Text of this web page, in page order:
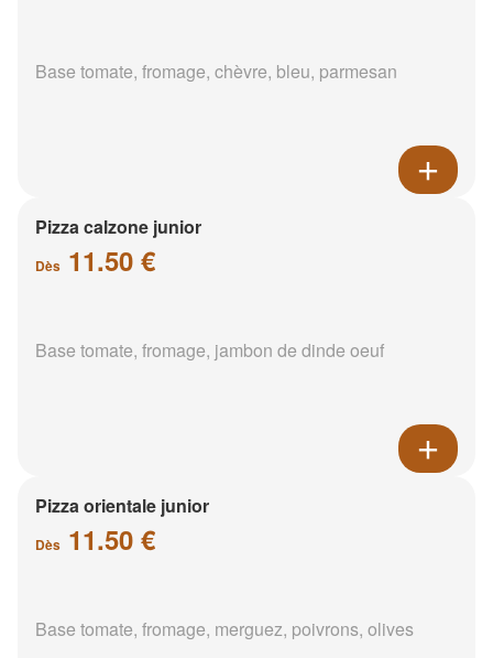
Base tomate, fromage, chèvre, bleu, parmesan
Pizza calzone junior
Dès 11.50 €
Base tomate, fromage, jambon de dinde oeuf
Pizza orientale junior
Dès 11.50 €
Base tomate, fromage, merguez, poivrons, olives